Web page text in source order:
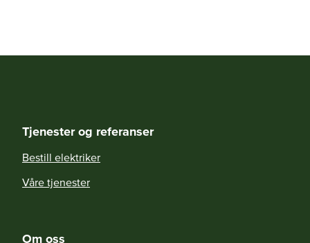
Tjenester og referanser
Bestill elektriker
Våre tjenester
Om oss